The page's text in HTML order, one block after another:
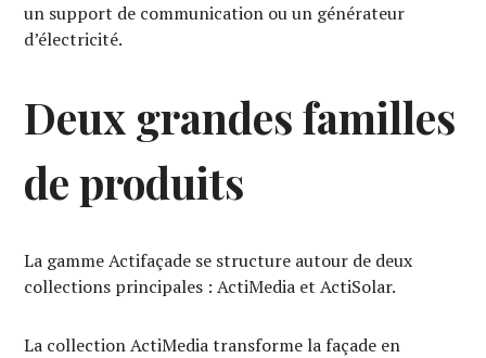
un support de communication ou un générateur
d’électricité.
Deux grandes familles
de produits
La gamme Actifaçade se structure autour de deux
collections principales : ActiMedia et ActiSolar.
La collection ActiMedia transforme la façade en